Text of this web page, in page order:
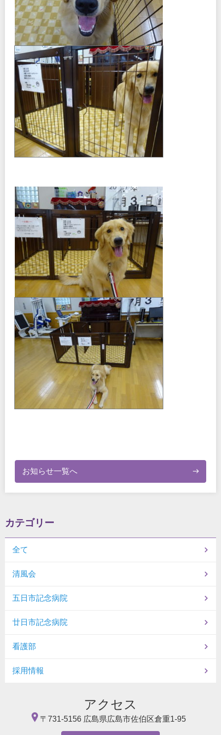
お知らせ一覧へ
カテゴリー
全て
清風会
五日市記念病院
廿日市記念病院
看護部
採用情報
アクセス
〒731-5156 広島県広島市佐伯区倉重1-95